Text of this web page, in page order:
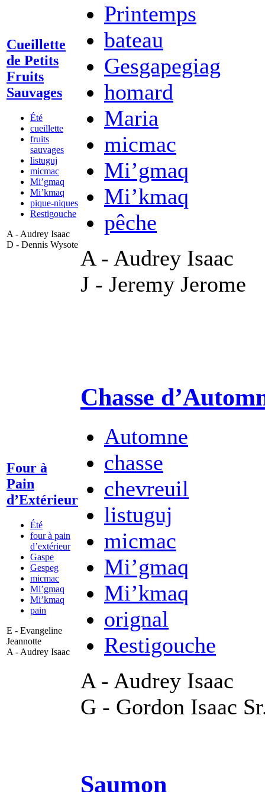
Cueillette
de Petits
Fruits
Sauvages
Été
cueillette
fruits
sauvages
listuguj
micmac
Mi’gmaq
Mi’kmaq
pique-niques
Restigouche
A - Audrey Isaac
D - Dennis Wysote
Printemps
bateau
Gesgapegiag
homard
Maria
micmac
Mi’gmaq
Mi’kmaq
pêche
A - Audrey Isaac
J - Jeremy Jerome
Four à
Pain
d’Extérieur
Été
four à pain
d’extérieur
Gaspe
Gespeg
micmac
Mi’gmaq
Mi’kmaq
pain
E - Evangeline
Jeannotte
A - Audrey Isaac
Chasse
Automne
chasse
chevreuil
listuguj
micmac
Mi’gmaq
Mi’kmaq
orignal
Restigouche
A - Audrey Isaac
G - Gordon Isaac
Saumon